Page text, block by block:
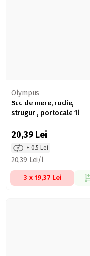
Olympus
Suc de mere, rodie,
struguri, portocale 1l
20,39 Lei
+ 0.5 Lei
20,39 Lei/l
3 x 19,37 Lei